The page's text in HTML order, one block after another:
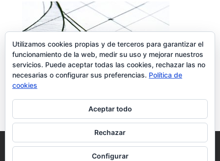
Reformas Interiorismo
Reformas del Hogar
Contacto
Utilizamos cookies propias y de terceros para garantizar el
funcionamiento de la web, medir su uso y mejorar nuestros
servicios. Puede aceptar todas las cookies, rechazar las no
necesarias o configurar sus preferencias. Política de
cookies
Aceptar todo
Rechazar
Configurar